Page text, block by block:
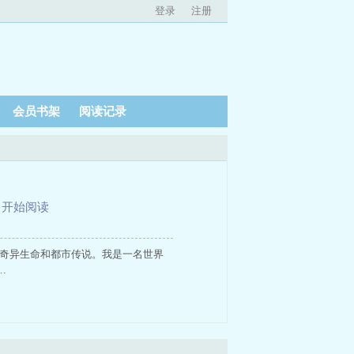
登录 注册
会员书架 阅读记录
开始阅读
异生命和都市传说。我是一名世界